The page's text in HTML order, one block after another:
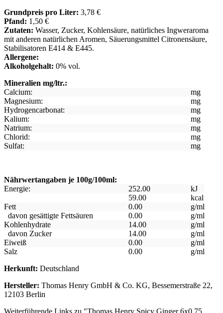
Grundpreis pro Liter: 3,78 €
Pfand: 1,50 €
Zutaten: Wasser, Zucker, Kohlensäure, natürliches Ingweraroma
mit anderen natürlichen Aromen, Säuerungsmittel Citronensäure,
Stabilisatoren E414 & E445.
Allergene:
Alkoholgehalt: 0% vol.
Mineralien mg/ltr.:
Calcium:
mg
Magnesium:
mg
Hydrogencarbonat:
mg
Kalium:
mg
Natrium:
mg
Chlorid:
mg
Sulfat:
mg
Nährwertangaben je 100g/100ml:
Energie:
252.00
kJ
59.00
kcal
Fett
0.00
g/ml
davon gesättigte Fettsäuren
0.00
g/ml
Kohlenhydrate
14.00
g/ml
davon Zucker
14.00
g/ml
Eiweiß
0.00
g/ml
Salz
0.00
g/ml
Herkunft: Deutschland
Hersteller: Thomas Henry GmbH & Co. KG, Bessemerstraße 22,
12103 Berlin
Weiterführende Links zu "Thomas Henry Spicy Ginger 6x0,75